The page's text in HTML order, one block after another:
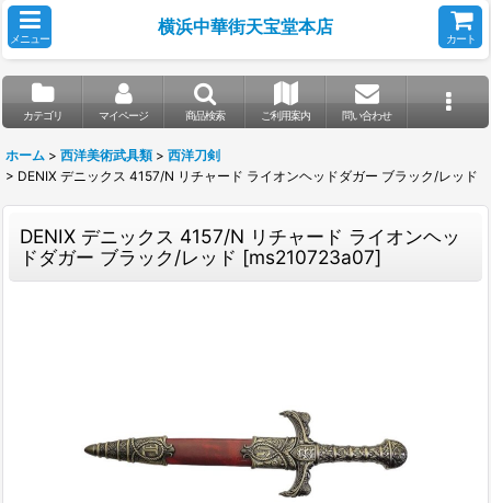
メニュー
横浜中華街天宝堂本店
カート
カテゴリ マイページ 商品検索 ご利用案内 問い合わせ
ホーム > 西洋美術武具類 > 西洋刀剣
> DENIX デニックス 4157/N リチャード ライオンヘッドダガー ブラック/レッド
DENIX デニックス 4157/N リチャード ライオンヘッ
ドダガー ブラック/レッド [ms210723a07]